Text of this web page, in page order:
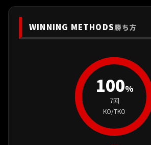
WINNING METHODS勝ち方
100%
7回
KO/TKO